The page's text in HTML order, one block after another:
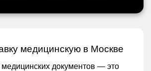
медицинскую в Москве
документов — это